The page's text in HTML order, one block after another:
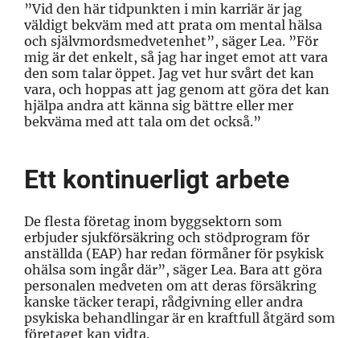
”Vid den här tidpunkten i min karriär är jag
väldigt bekväm med att prata om mental hälsa
och självmordsmedvetenhet”, säger Lea. ”För
mig är det enkelt, så jag har inget emot att vara
den som talar öppet. Jag vet hur svårt det kan
vara, och hoppas att jag genom att göra det kan
hjälpa andra att känna sig bättre eller mer
bekväma med att tala om det också.”
Ett kontinuerligt arbete
De flesta företag inom byggsektorn som
erbjuder sjukförsäkring och stödprogram för
anställda (EAP) har redan förmåner för psykisk
ohälsa som ingår där”, säger Lea. Bara att göra
personalen medveten om att deras försäkring
kanske täcker terapi, rådgivning eller andra
psykiska behandlingar är en kraftfull åtgärd som
företaget kan vidta.